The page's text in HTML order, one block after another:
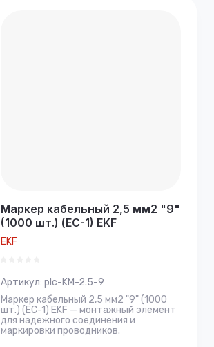
Маркер кабельный 2,5 мм2 "9"
(1000 шт.) (ЕС-1) EKF
EKF
Артикул: plc-KM-2.5-9
Маркер кабельный 2,5 мм2 "9" (1000
шт.) (ЕС-1) EKF — монтажный элемент
для надежного соединения и
маркировки проводников.